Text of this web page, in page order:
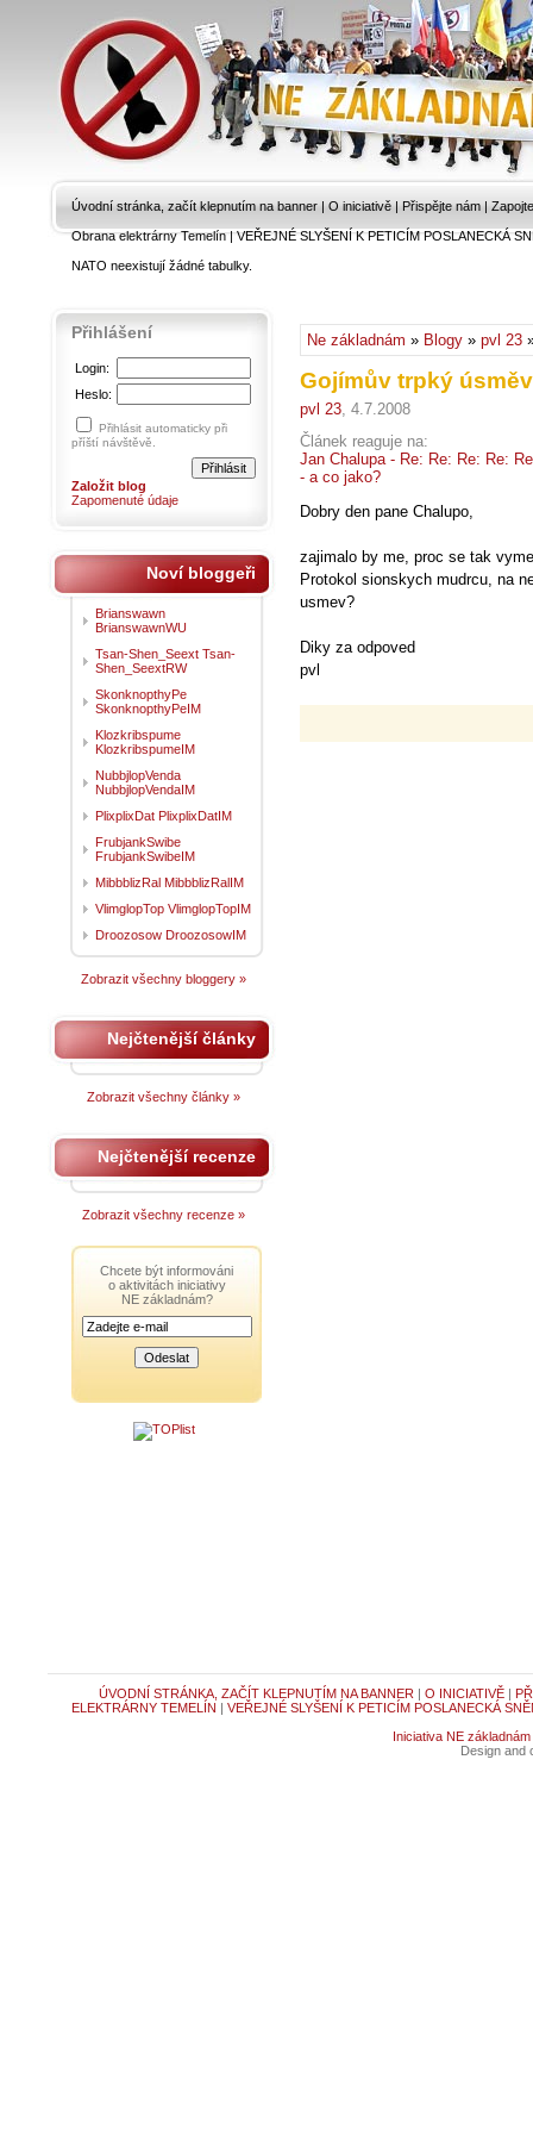
Úvodní stránka, začít klepnutím na banner | O iniciativě | Přispějte nám |
Obrana elektrárny Temelín|VEŘEJNÉ SLYŠENÍ K PETICÍM POSLANECKÁ
NATO neexistují žádné tabulky.
Ne základnám » Blogy » pvl 23
Gojímův trpký
pvl 23, 4.7.2008
Článek reaguje na:
Jan Chalupa - Re: Re: Re: Re:
- a co jako?
Dobry den pane Chalupo,
zajimalo by me, proc se tak
Protokol sionskych mudrcu, na
usmev?
Diky za odpoved
pvl
Přihlášení
Login:
Heslo:
Přihlásit automaticky při
příští návštěvě.
Založit blog
Zapomenuté údaje
Noví bloggeři
Brianswawn
BrianswawnWU
Tsan-Shen_Seext Tsan-
Shen_SeextRW
SkonknopthyPe
SkonknopthyPeIM
Klozkribspume
KlozkribspumeIM
NubbjlopVenda
NubbjlopVendaIM
PlixplixDat PlixplixDatIM
FrubjankSwibe
FrubjankSwibeIM
MibbblizRal MibbblizRalIM
VlimglopTop VlimglopTopIM
Droozosow DroozosowIM
Zobrazit všechny bloggery »
Nejčtenější články
Zobrazit všechny články »
Nejčtenější recenze
Zobrazit všechny recenze »
Chcete být informováni
o aktivitách iniciativy
NE základnám?
ÚVODNÍ STRÁNKA, ZAČÍT KLEPNUTÍM NA BANNER | O INICIATIVĚ|
ELEKTRÁRNY TEMELÍN | VEŘEJNÉ SLYŠENÍ K PETICÍM POSLANECKÁ
Iniciativa NE základnám
Design and